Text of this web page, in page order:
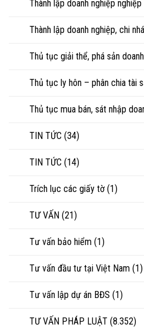
Thành lập doanh nghiệp
Thành lập doanh nghiệp, chi
Thủ tục giải thể, phá sản
Thủ tục ly hôn – phân chia tài
Thủ tục mua bán, sát nhập
TIN TỨC (34)
TIN TỨC (14)
Trích lục các giấy tờ (1)
TƯ VẤN (21)
Tư vấn bảo hiểm (1)
Tư vấn đầu tư tại Việt Nam (1)
Tư vấn lập dự án BĐS (1)
TƯ VẤN PHÁP LUẬT (8.352)